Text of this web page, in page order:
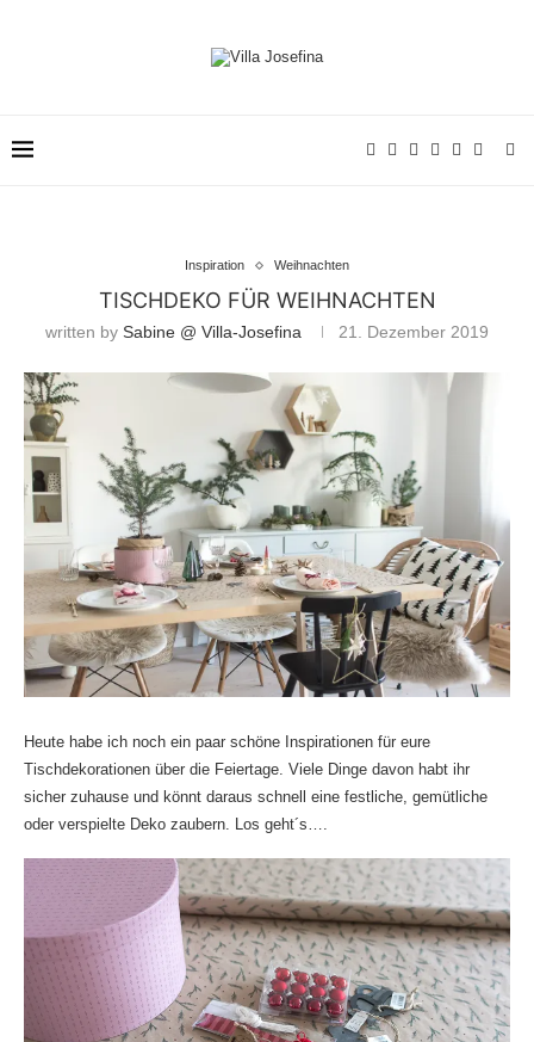
Inspiration Weihnachten
TISCHDEKO FÜR WEIHNACHTEN
written by Sabine @ Villa-Josefina 21. Dezember 2019
Heute habe ich noch ein paar schöne Inspirationen für eure
Tischdekorationen über die Feiertage. Viele Dinge davon habt ihr
sicher zuhause und könnt daraus schnell eine festliche, gemütliche
oder verspielte Deko zaubern. Los geht´s….